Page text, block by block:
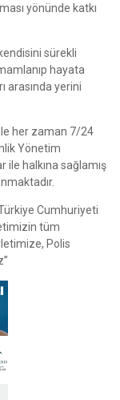
yönünde katkı
sürekli
hayata
arasında yerini
her zaman 7/24
Yönetim
halkına sağlamış
Cumhuriyeti
tüm
Polis